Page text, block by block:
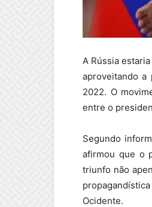
A Rússia
aproveitando
2022. O
entre o
Segundo
afirmou que o
triunfo não
Ocidente.